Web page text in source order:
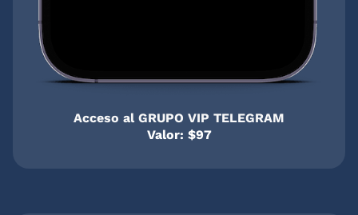
Acceso al GRUPO VIP TELEGRAM
Valor: $97